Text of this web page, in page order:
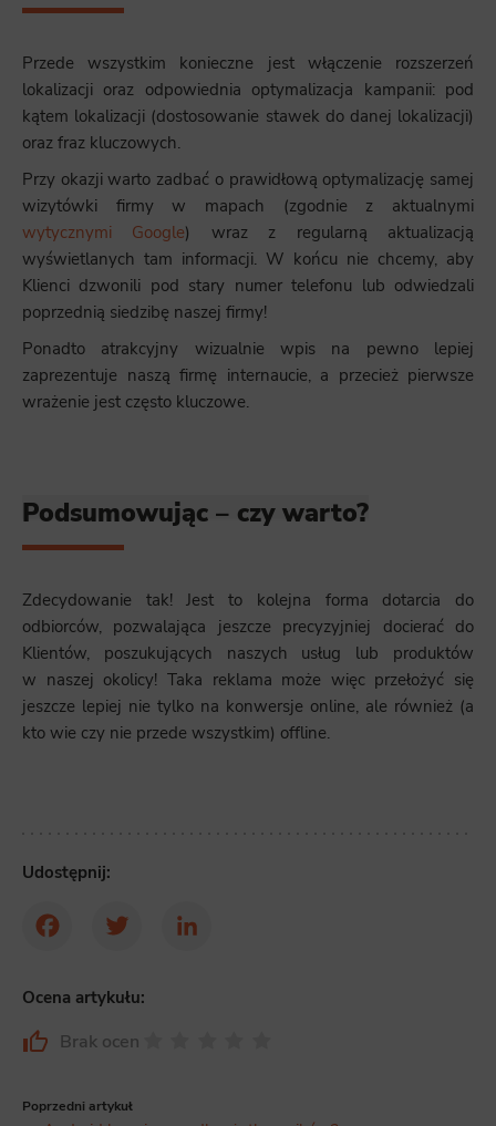
Przede wszystkim konieczne jest włączenie rozszerzeń
lokalizacji oraz odpowiednia optymalizacja kampanii: pod
kątem lokalizacji (dostosowanie stawek do danej lokalizacji)
oraz fraz kluczowych.
Przy okazji warto zadbać o prawidłową optymalizację samej
wizytówki firmy w mapach (zgodnie z aktualnymi
wytycznymi Google) wraz z regularną aktualizacją
wyświetlanych tam informacji. W końcu nie chcemy, aby
Klienci dzwonili pod stary numer telefonu lub odwiedzali
poprzednią siedzibę naszej firmy!
Ponadto atrakcyjny wizualnie wpis na pewno lepiej
zaprezentuje naszą firmę internaucie, a przecież pierwsze
wrażenie jest często kluczowe.
Podsumowując – czy warto?
Zdecydowanie tak! Jest to kolejna forma dotarcia do
odbiorców, pozwalająca jeszcze precyzyjniej docierać do
Klientów, poszukujących naszych usług lub produktów
w naszej okolicy! Taka reklama może więc przełożyć się
jeszcze lepiej nie tylko na konwersje online, ale również (a
kto wie czy nie przede wszystkim) offline.
Udostępnij:
FacebookTwitter LinkedIn
Ocena artykułu:
Brak ocen
Poprzedni artykuł